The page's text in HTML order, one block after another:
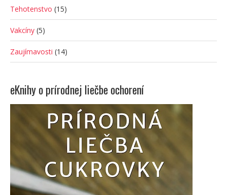
Tehotenstvo (15)
Vakcíny (5)
Zaujímavosti (14)
eKnihy o prírodnej liečbe ochorení